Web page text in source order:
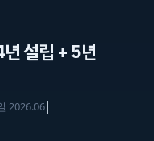
설립 + 5년
2026.06│